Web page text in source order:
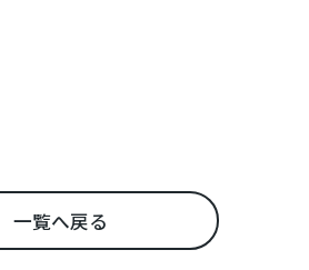
一覧へ戻る